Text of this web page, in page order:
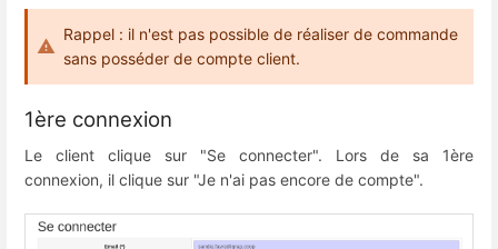
Rappel : il n'est pas possible de réaliser de commande
sans posséder de compte client.
1ère connexion
Le client clique sur "Se connecter". Lors de sa 1ère
connexion, il clique sur "Je n'ai pas encore de compte".